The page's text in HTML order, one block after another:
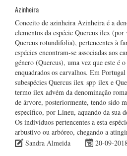
Azinheira
Conceito de azinheira Azinheira é a
elementos da espécie Quercus ilex (por
Quercus rotundifolia), pertencentes à
espécies encontram-se associadas aos
género (Quercus), uma vez que este é
enquadrados os carvalhos. Em Portugal
subespécies Quercus ilex spp ilex e
termo ilex advém da denominação
de árvore, posteriormente, tendo sido
especifico, por Lineu, aquando da sua
Os indivíduos pertencentes a esta
arbustivo ou arbóreo, chegando a
Sandra Almeida
20-09-